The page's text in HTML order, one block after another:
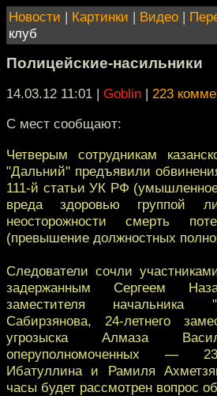
Новости | Картинки | Видео |
клуб
Полицейские-насильники
14.03.12 11:01 | Goblin | 223
С мест сообщают:
Четверым сотрудникам
"Дальний" предъявили
111-й статьи УК РФ
вреда здоровью группой
неосторожности смерть
(превышение должностных
Следователи сочли
задержанным Сергеем
заместителя начальника
Сабирзянова, 24-летнего
угрозыска Алмаза
оперуполномоченных —
Ибатуллина и Рамиля
часы будет рассмотрен вопрос